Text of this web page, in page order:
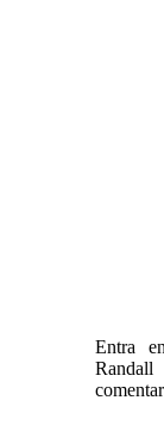
Entra